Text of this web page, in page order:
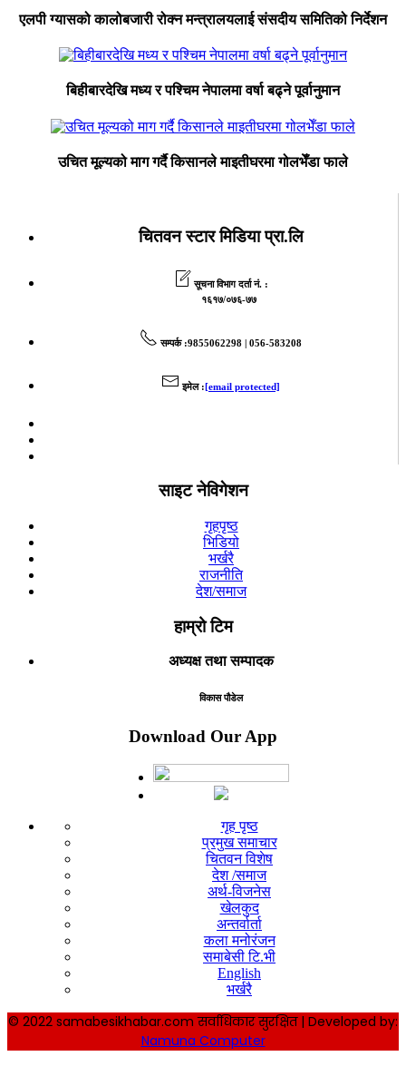
एलपी ग्यासको कालोबजारी रोक्न मन्त्रालयलाई संसदीय समितिको निर्देशन
बिहीबारदेखि मध्य र पश्चिम नेपालमा वर्षा बढ्ने पूर्वानुमान
उचित मूल्यको माग गर्दै किसानले माइतीघरमा गोलभेँडा फाले
चितवन स्टार मिडिया प्रा.लि
सूचना विभाग दर्ता नं. :
१६१७/०७६-७७
सम्पर्क:9855062298 | 056-583208
इमेल:[email protected]
साइट नेविगेशन
गृहपृष्ठ
भिडियो
भर्खरै
राजनीति
देश/समाज
हाम्रो टिम
अध्यक्ष तथा सम्पादक
विकास पौडेल
Download Our App
गृह पृष्ठ
प्रमुख समाचार
चितवन विशेष
देश /समाज
अर्थ-विजनेस
खेलकुद
अन्तर्वार्ता
कला मनोरंजन
समाबेसी टि.भी
English
भर्खरै
© 2022 samabesikhabar.com सर्वाधिकार सुरक्षित | Developed by:
Namuna Computer